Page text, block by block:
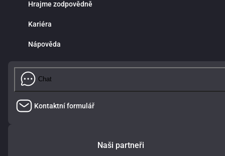
Hrajme zodpovědně
Kariéra
Nápověda
Chat
Kontaktní formulář
Naši partneři